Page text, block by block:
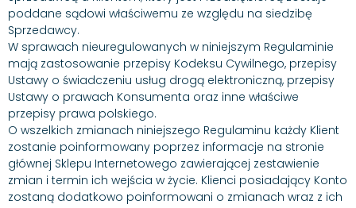
poddane sądowi właściwemu ze względu na siedzibę
Sprzedawcy.
W sprawach nieuregulowanych w niniejszym Regulaminie
mają zastosowanie przepisy Kodeksu Cywilnego, przepisy
Ustawy o świadczeniu usług drogą elektroniczną, przepisy
Ustawy o prawach Konsumenta oraz inne właściwe
przepisy prawa polskiego.
O wszelkich zmianach niniejszego Regulaminu każdy Klient
zostanie poinformowany poprzez informacje na stronie
głównej Sklepu Internetowego zawierającej zestawienie
zmian i termin ich wejścia w życie. Klienci posiadający Konto
zostaną dodatkowo poinformowani o zmianach wraz z ich